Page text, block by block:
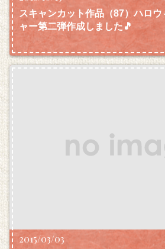
スキャンカット作品（87）ハロ
ャー第二弾作成しました🎵
2015/03/03